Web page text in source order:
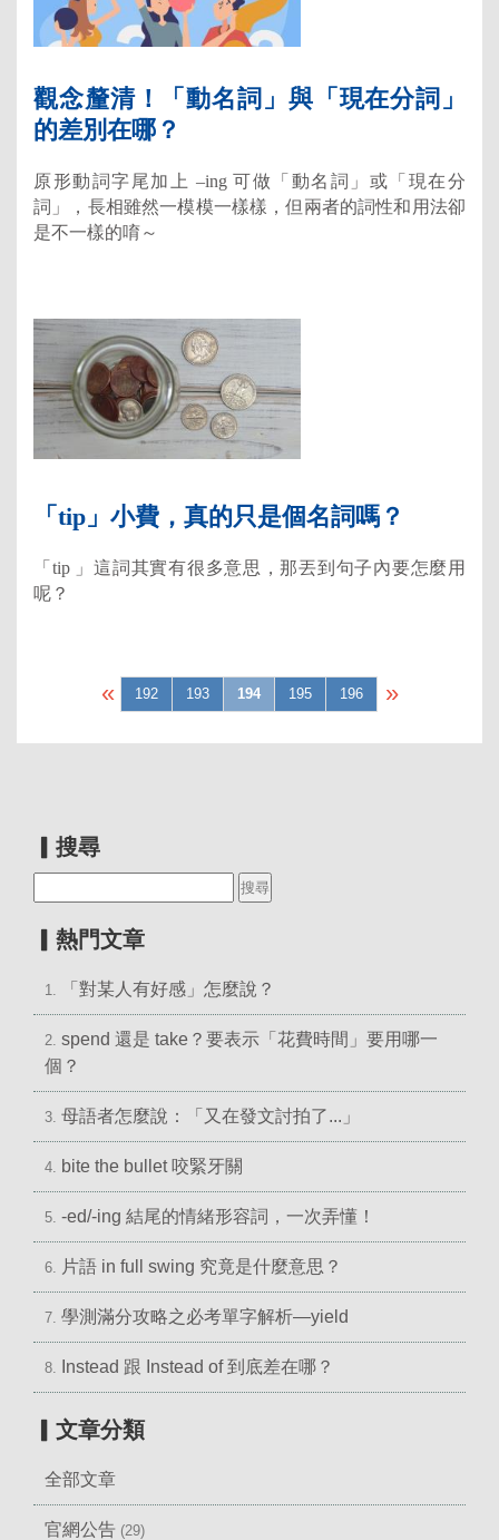
觀念釐清！「動名詞」與「現在分詞」
的差別在哪？
原形動詞字尾加上 –ing 可做「動名詞」或「現在分
詞」，長相雖然一模模一樣樣，但兩者的詞性和用法卻
是不一樣的唷～
「tip」小費，真的只是個名詞嗎？
「tip 」這詞其實有很多意思，那丟到句子內要怎麼用
呢？
« 192 193 194 195 196 »
▎搜尋
▎熱門文章
1. 「對某人有好感」怎麼說？
2. spend 還是 take？要表示「花費時間」要用哪一
個？
3. 母語者怎麼說：「又在發文討拍了...」
4. bite the bullet 咬緊牙關
5. -ed/-ing 結尾的情緒形容詞，一次弄懂！
6. 片語 in full swing 究竟是什麼意思？
7. 學測滿分攻略之必考單字解析—yield
8. Instead 跟 Instead of 到底差在哪？
▎文章分類
全部文章
官網公告 (29)